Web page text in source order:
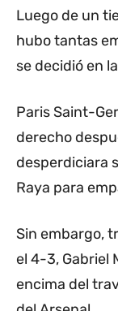
Luego de un
hubo tantas
se decidió en
Paris Saint-
derecho
desperdiciara
Raya para
Sin embargo,
el 4-3, Gabriel
encima del